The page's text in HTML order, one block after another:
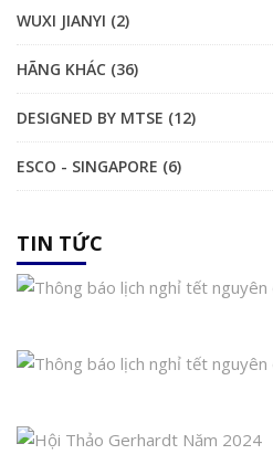
WUXI JIANYI (2)
HÃNG KHÁC (36)
DESIGNED BY MTSE (12)
ESCO - SINGAPORE (6)
TIN TỨC